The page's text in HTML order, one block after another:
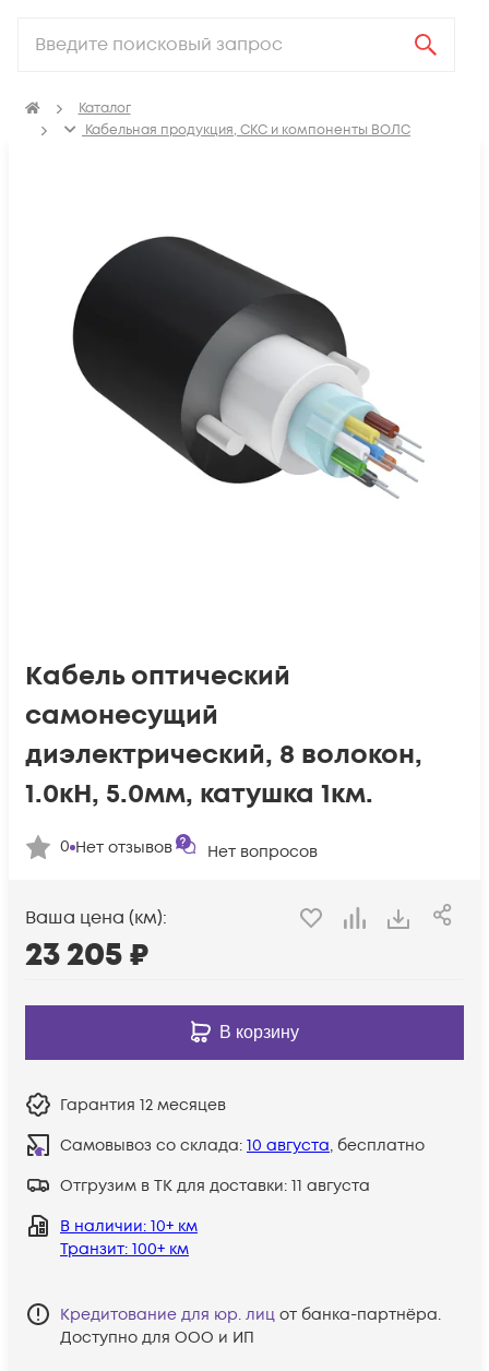
Каталог
Кабельная продукция, СКС и компоненты ВОЛС
Кабель оптический
самонесущий
диэлектрический, 8 волокон,
1.0кН, 5.0мм, катушка 1км.
0 Нет отзывов Нет вопросов
Ваша цена (км):
23 205₽
В корзину
Гарантия 12 месяцев
Самовывоз со склада: 10 августа, бесплатно
Отгрузим в ТК для доставки: 11 августа
В наличии: 10+ км
Транзит: 100+ км
Кредитование для юр. лиц от банка-партнёра.
Доступно для ООО и ИП